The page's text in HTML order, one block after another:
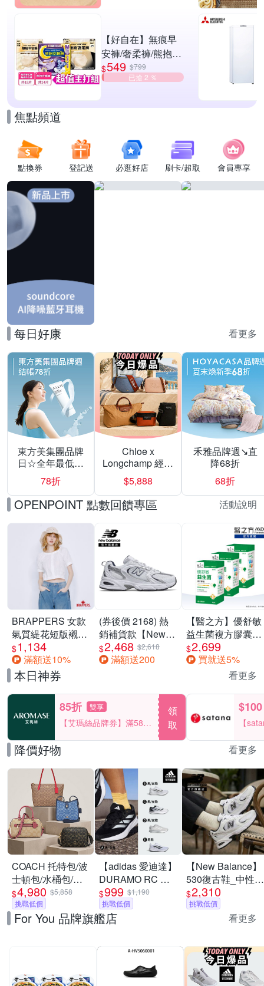
【好自在】無痕早
安褲/奢柔褲/熊抱安
睡褲 超值組任選一
組 -生理褲/衛生棉
睡褲24片)
$549 $799
已搶 2 ％
焦點頻道
點換券 登記送 必逛好店 刷卡/超取 會員專享
每日好康 看更多
東方美集團品牌
日☆全年最低▼
激殺28折
78折
Chloe x
Longchamp 經典
包款均一價
$5888
$5,888
禾雅品牌週↘直
降68折
68折
OPENPOINT 點數回饋專區 活動說明
BRAPPERS 女款
氣質緹花短版襯
衫-米白
$1,134
滿額送10%
(券後價 2168) 熱
銷補貨款【New
Balance】復古運
動鞋_中性_白銀
$2,468 $2,618
滿額送200
【醫之方】優舒敏
益生菌複方膠囊
(60粒) 三入組
$2,699
買就送5%
本日神券 看更多
85折 雙享
【艾瑪絲品牌券】滿580
領
取
$100
【
降價好物 看更多
COACH 托特包/波
士頓包/水桶包/兩
用包 均一價
$4,980 $5,858
挑戰低價
【adidas 愛迪達】
DURAMO RC 跑
鞋 慢跑鞋 運動鞋
男鞋/女鞋 (多款任
選)
$999 $1,190
挑戰低價
【New Balance】
530復古鞋_中性_
白黑色
_MR530EWB-D
$2,310
挑戰低價
For You 品牌旗艦店 看更多